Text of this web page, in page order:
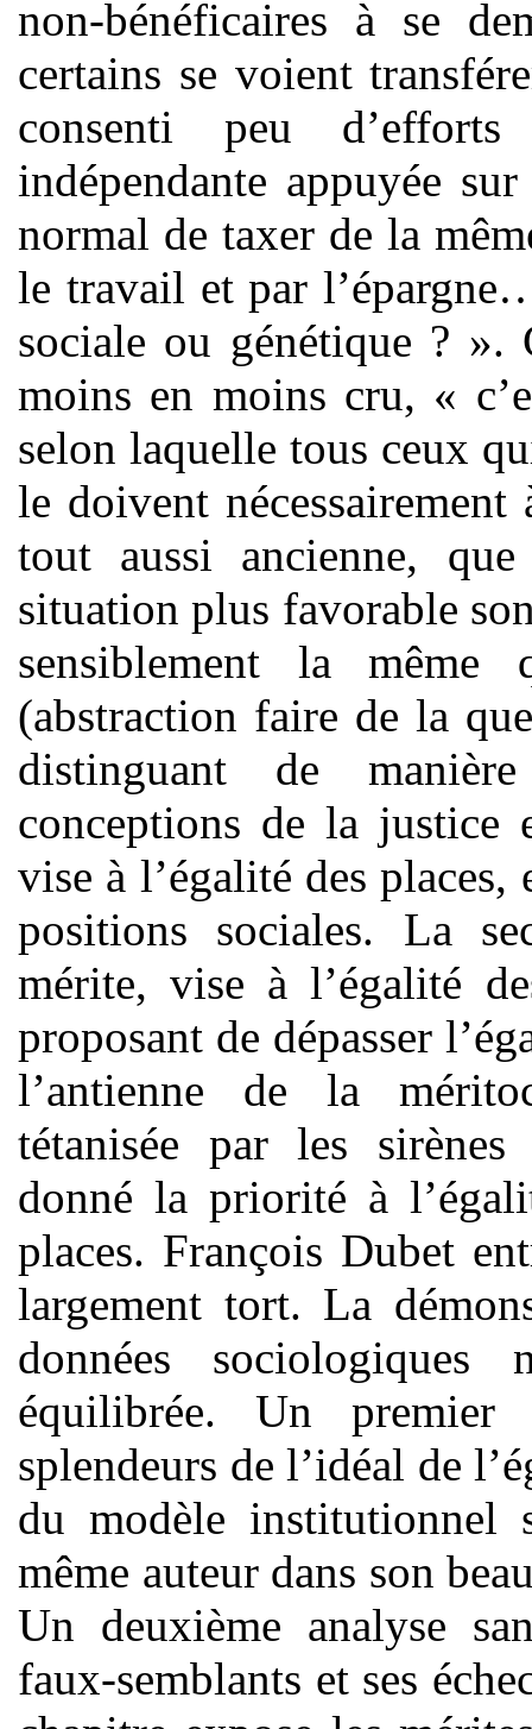
non-bénéficaires à se
certains se voient
consenti peu
indépendante appuyée
normal de taxer de la
le travail et par
sociale ou génétique ?
moins en moins cru, «
selon laquelle tous ceux
le doivent
tout aussi ancienne,
situation plus favorable
sensiblement la même
(abstraction faire de la
distinguant de
conceptions de la justice
vise à l’égalité des
positions sociales. La
mérite, vise à l’égalité
proposant de dépasser
l’antienne de la
tétanisée par les sirènes
donné la priorité à
places. François Dubet
largement tort. La
données sociologiques
équilibrée. Un
splendeurs de l’idéal de
du modèle institutionnel
même auteur dans son
Un deuxième analyse
faux-semblants et ses